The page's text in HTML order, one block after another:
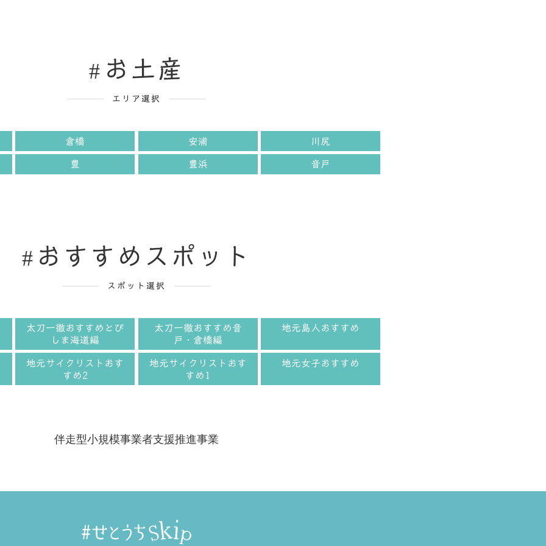
お土産
エリア選択
倉橋 安浦 川尻
豊 豊浜 音戸
おすすめスポット
スポット選択
太刀一徹おすすめとび
しま海道編
太刀一徹おすすめ音
戸・倉橋編
地元島人おすすめ
地元サイクリストおす
すめ2
地元サイクリストおす
すめ1
地元女子おすすめ
伴走型小規模事業者支援推進事業